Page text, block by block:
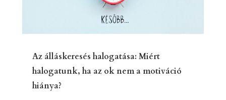
Az álláskeresés halogatása: Miért
halogatunk, ha az ok nem a motiváció
hiánya?